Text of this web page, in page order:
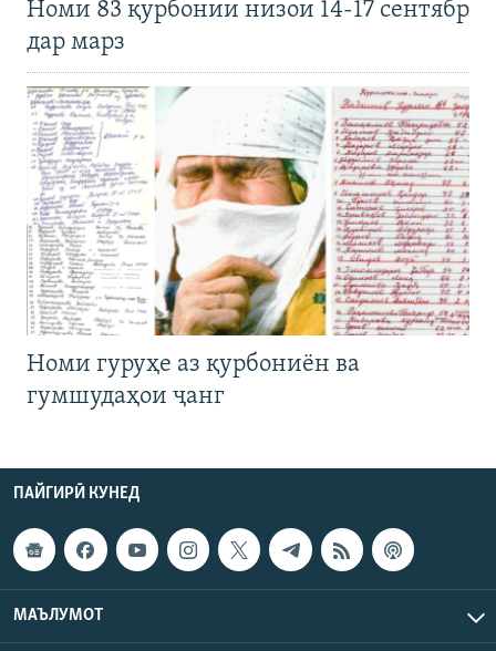
Номи 83 қурбонии низои 14-17 сентябр
дар марз
Номи гуруҳе аз қурбониён ва
гумшудаҳои ҷанг
ПАЙГИРӢ КУНЕД
МАЪЛУМОТ